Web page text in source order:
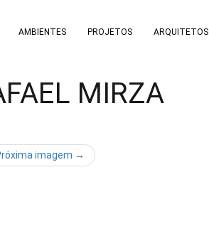
AMBIENTES PROJETOS ARQUITETOS
MIRZA
imagem →